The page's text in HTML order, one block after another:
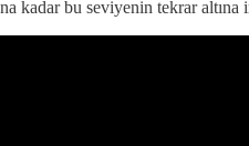
kadar bu seviyenin tekrar altına